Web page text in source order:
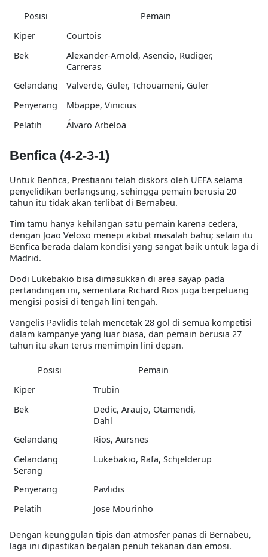
Posisi
Pemain
Kiper
Courtois
Bek
Alexander-Arnold, Asencio, Rudiger,
Carreras
Gelandang
Valverde, Guler, Tchouameni, Guler
Penyerang
Mbappe, Vinicius
Pelatih
Álvaro Arbeloa
Benfica (4-2-3-1)
Untuk Benfica, Prestianni telah diskors oleh UEFA selama
penyelidikan berlangsung, sehingga pemain berusia 20
tahun itu tidak akan terlibat di Bernabeu.
Tim tamu hanya kehilangan satu pemain karena cedera,
dengan Joao Veloso menepi akibat masalah bahu; selain itu
Benfica berada dalam kondisi yang sangat baik untuk laga di
Madrid.
Dodi Lukebakio bisa dimasukkan di area sayap pada
pertandingan ini, sementara Richard Rios juga berpeluang
mengisi posisi di tengah lini tengah.
Vangelis Pavlidis telah mencetak 28 gol di semua kompetisi
dalam kampanye yang luar biasa, dan pemain berusia 27
tahun itu akan terus memimpin lini depan.
Posisi
Pemain
Kiper
Trubin
Bek
Dedic, Araujo, Otamendi,
Dahl
Gelandang
Rios, Aursnes
Gelandang
Serang
Lukebakio, Rafa, Schjelderup
Penyerang
Pavlidis
Pelatih
Jose Mourinho
Dengan keunggulan tipis dan atmosfer panas di Bernabeu,
laga ini dipastikan berjalan penuh tekanan dan emosi.